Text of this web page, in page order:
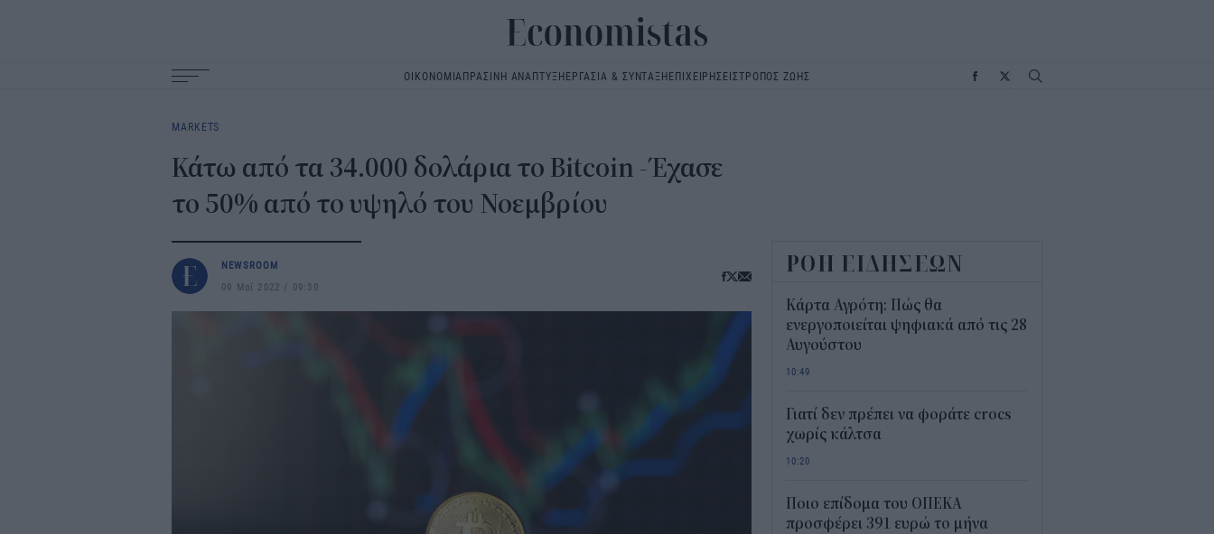
ΟΙΚΟΝΟΜΙΑΠΡΑΣΙΝΗ ΑΝΑΠΤΥΞΗΕΡΓΑΣΙΑ & ΣΥΝΤΑΞΗΕΠΙΧΕΙΡΗΣΕΙΣΤΡΟΠΟΣ ΖΩΗΣ
navigation
MARKETS
Κάτω από τα 34.000 δολάρια το Bitcoin -Έχασε
το 50% από το υψηλό του Νοεμβρίου
NEWSROOM
09 Μαΐ 2022
09:30
ΡΟΗ ΕΙΔΗΣΕΩΝ
Κάρτα Αγρότη: Πώς θα
ενεργοποιείται ψηφιακά από τις 28
Αυγούστου
10:49
Γιατί δεν πρέπει να φοράτε crocs
χωρίς κάλτσα
10:20
Ποιο επίδομα του ΟΠΕΚΑ
προσφέρει 391 ευρώ το μήνα